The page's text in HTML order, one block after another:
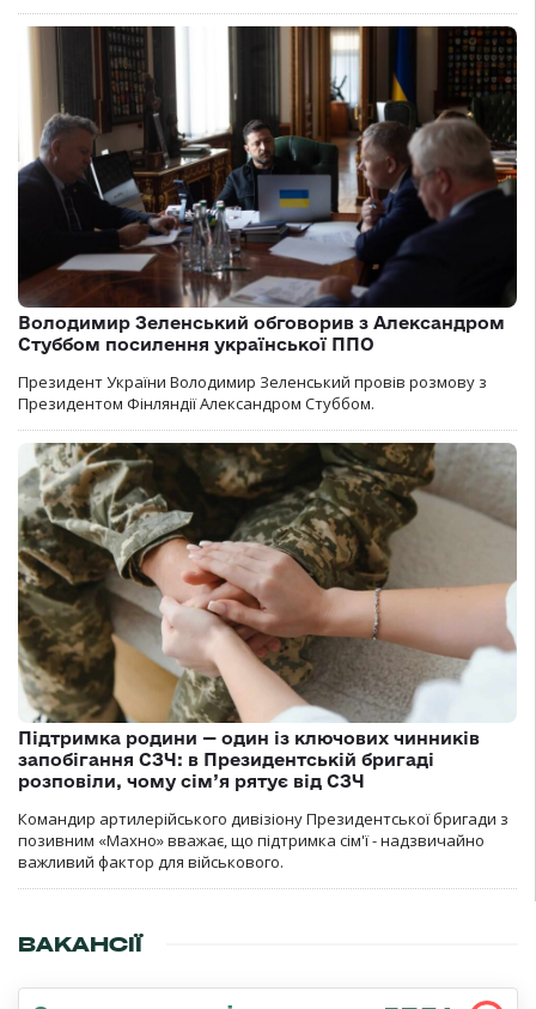
Володимир Зеленський обговорив з Александром
Стуббом посилення української ППО
Президент України Володимир Зеленський провів розмову з
Президентом Фінляндії Александром Стуббом.
Підтримка родини — один із ключових чинників
запобігання СЗЧ: в Президентській бригаді
розповіли, чому сім’я рятує від СЗЧ
Командир артилерійського дивізіону Президентської бригади з
позивним «Махно» вважає, що підтримка сім'ї - надзвичайно
важливий фактор для військового.
ВАКАНСІЇ